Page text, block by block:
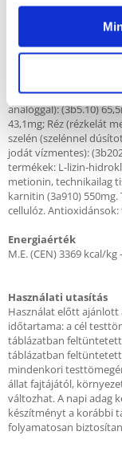
A-vitamin (3a672b)
550mg; C-vitamin
kalcium (3a841) 42mg;
vitamin (3a820) 8mg;
vitamin 0,08mg; kolin-
[3a160(a)]1,5mg.
analóggal): (3b6.10)
analóggal): (3b5.10)
43,1mg; Réz (rézkelát
szelén (szelénnel
jodát vízmentes):
termékek: L-lizin-
metionin, technikailag
karnitin (3a910)
cellulóz.
Energiaérték
M.E. (CEN) 3369 kcal/kg
Használati utasítás
Használat előtt
időtartama: a cél
táblázatban feltüntetett
táblázatban feltüntetett
mindenkori
állat fajtájától,
változhat. A napi adag
készítményt a korábbi
folyamatosan